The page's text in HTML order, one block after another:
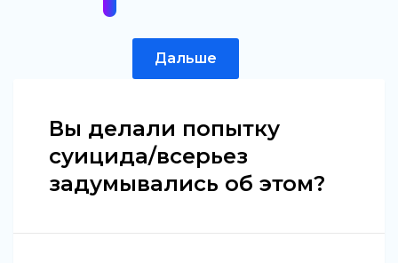
Дальше
Вы делали попытку
суицида/всерьез
задумывались об этом?